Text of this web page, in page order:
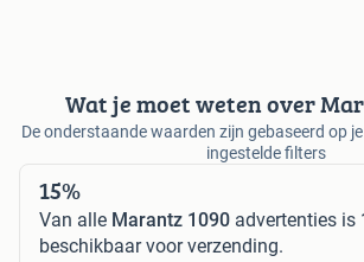
Wat je moet weten over
De onderstaande waarden zijn gebaseerd op
ingestelde filters
15%
Van alle Marantz 1090 advertenties is
beschikbaar voor verzending.